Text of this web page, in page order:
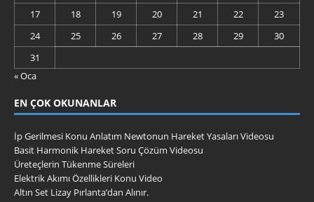
17
18 19 20 21 22
23
24
25 26 27 28 29
30
31
« Oca
EN ÇOK OKUNANLAR
İp Gerilmesi Konu Anlatım Newtonun Hareket Yasaları Videosu
Basit Harmonik Hareket Soru Çözüm Videosu
Üreteçlerin Tükenme Süreleri
Elektrik Akımı Özellikleri Konu Video
Altın Set Lizay Pırlanta’dan Alınır.